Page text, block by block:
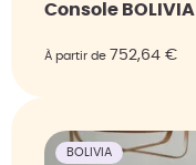
Console BOLIVIA
À partir de 752,64 €
BOLIVIA